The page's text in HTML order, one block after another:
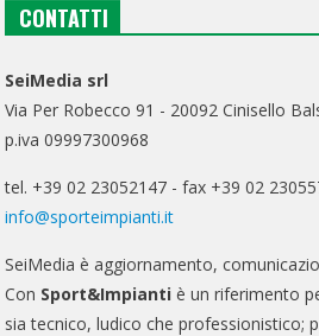
CONTATTI
SeiMedia srl
Via Per Robecco 91 - 20092 Cinisello
p.iva 09997300968
tel. +39 02 23052147 - fax +39 02
info@sporteimpianti.it
SeiMedia è aggiornamento,
Con Sport&Impianti è un riferimento
sia tecnico, ludico che professionistico;